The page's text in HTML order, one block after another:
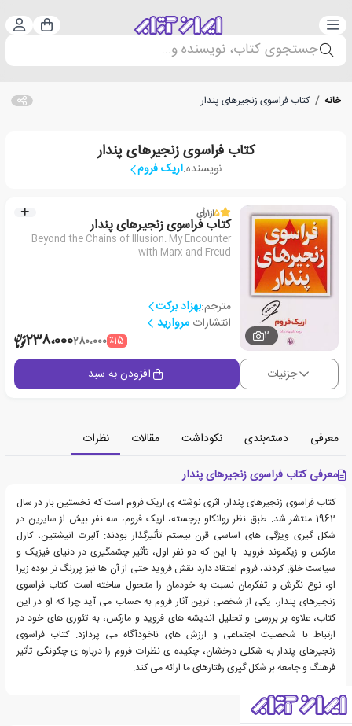
دسته‌بندی سبد
جستجوی کتاب، نویسنده و...
خانه / کتاب فراسوی زنجیرهای پندار
کتاب فراسوی زنجیرهای پندار
نویسنده:اریک فروم
2
5از1رأی
کتاب فراسوی زنجیرهای پندار
Beyond the Chains of Illusion: My Encounter
with Marx and Freud
مترجم:بهزاد برکت
انتشارات:مروارید
٪15280،000238،000
جزئیات افزودن به سبد
معرفی دسته‌بندی نکوداشت مقالات
نظرات
معرفی کتاب فراسوی زنجیرهای پندار
کتاب فراسوی زنجیرهای پندار، اثری نوشته ی اریک فروم است که نخستین بار در سال
1962 منتشر شد. طبق نظر روانکاو برجسته، اریک فروم، سه نفر بیش از سایرین در
شکل گیری ویژگی های اساسی قرن بیستم تأثیرگذار بودند: آلبرت انیشتین، کارل
مارکس و زیگموند فروید. با این که دو نفر اول، تأثیر چشمگیری در دنیای فیزیک و
سیاست خلق کردند، فروم اعتقاد دارد نقش فروید حتی از آن ها نیز پررنگ تر بوده زیرا
او، نوع نگرش و تفکرمان نسبت به خودمان را متحول ساخته است. کتاب فراسوی
زنجیرهای پندار، یکی از شخصی ترین آثار فروم به حساب می آید چرا که او در این
کتاب، علاوه بر بررسی و تحلیل اندیشه های فروید و مارکس، به تئوری های خود در
ارتباط با شخصیت اجتماعی و ارزش های ناخودآگاه می پردازد. کتاب فراسوی
زنجیرهای پندار به شکلی درخشان، چکیده ی نظرات فروم را درباره ی چگونگی تأثیر
فرهنگ و جامعه بر شکل گیری رفتارهای ما ارائه می کند.
درباره اریک فروم